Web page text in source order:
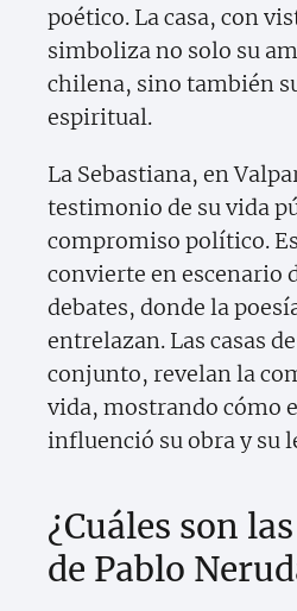
poético. La casa, con
simboliza no solo su
chilena, sino también
espiritual.
La Sebastiana, en
testimonio de su vida
compromiso político.
convierte en escenario
debates, donde la
entrelazan. Las casas
conjunto, revelan la
vida, mostrando cómo
influenció su obra y su
¿Cuáles son
de Pablo